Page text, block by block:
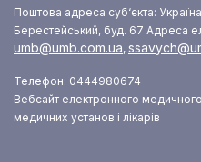
Поштова адреса суб‘єкта:
Берестейський, буд. 67 Адреса
umb@umb.com.ua,
Телефон: 0444980674
Вебсайт електронного
медичних установ і лікарів